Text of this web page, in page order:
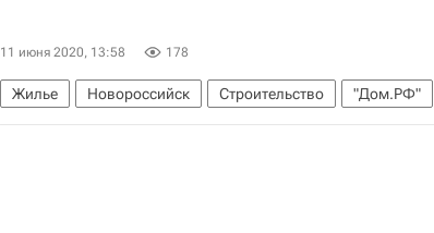
11 июня 2020, 13:58 178
Жилье Новороссийск Строительство "Дом.РФ"